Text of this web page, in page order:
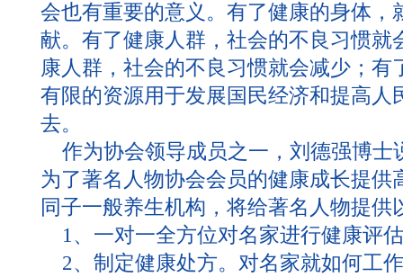
会也有重要的意义。有了健康的身体，
献。有了健康人群，社会的不良习惯就
康人群，社会的不良习惯就会减少；有
有限的资源用于发展国民经济和提高人
去。
作为协会领导成员之一，刘德强博士
为了著名人物协会会员的健康成长提供
同子一般养生机构，将给著名人物提供
1、一对一全方位对名家进行健康评
2、制定健康处方。对名家就如何工